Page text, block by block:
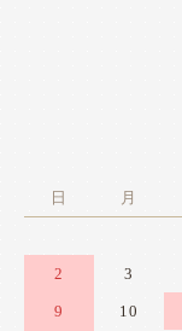
日 月
2 3
9 10